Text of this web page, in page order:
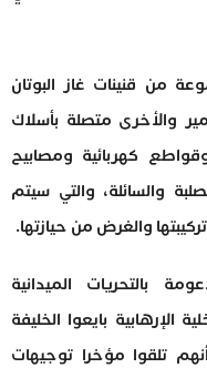
من قنينات غاز البوتان
والأخرى متصلة بأسلاك
كهربائية ومصابيح
والسائلة، والتي سيتم
والغرض من حيازتها.
بالتحريات الميدانية
الإرهابية بايعوا الخليفة
تلقوا مؤخرا توجيهات